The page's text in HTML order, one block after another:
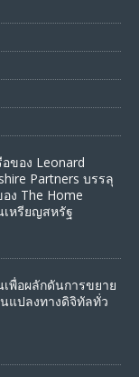
ของ Leonard
Partners บรรลุ
ง The Home
หรียญสหรัฐ
เพื่อผลักดันการขยาย
แปลงทางดิจิทัลทั่ว